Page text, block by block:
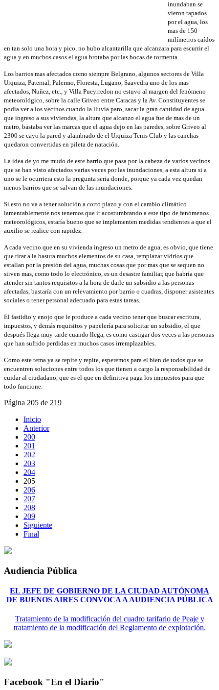
inundaban se
vieron tapados
por el agua, los
mas de 150
milímetros caídos
en tan solo una hora y pico, no hubo alcantarilla que alcanzara para escurrir el
agua y en muchos casos el agua brotaba por las bocas de tormenta.
Los barrios mas afectados como siempre Belgrano, algunos sectores de Villa
Urquiza, Paternal, Palermo, Floresta, Lugano, Saavedra uno de los mas
afectados, Nuñez, etc., y Villa Pueyrredon no estuvo al margen del fenómeno
meteorológico, sobre la calle Griveo entre Caracas y la Av. Constituyentes se
podía ver a los vecinos cuando la lluvia paro, sacar la gran cantidad de agua
que ingreso a sus viviendas, la altura que alcanzo el agua fue de mas de un
metro, bastaba ver las marcas que el agua dejo en las paredes, sobre Griveo al
2300 se cayo la pared y alambrado de el Urquiza Tenis Club y las canchas
quedaron convertidas en pileta de natación.
La idea de yo me mudo de este barrio que pasa por la cabeza de varios vecinos
que se han visto afectados varias veces por las inundaciones, a esta altura si a
uno se le ocurriera esto la pregunta seria donde, porque ya cada vez quedan
menos barrios que se salvan de las inundaciones.
Si esto no va a tener solución a corto plazo y con el cambio climático
lamentablemente nos tenemos que ir acostumbrando a este tipo de fenómenos
meteorológicos, estaría bueno que se implementen medidas tendientes a que el
auxilio se realice con rapidez.
A cada vecino que en su vivienda ingreso un metro de agua, es obvio, que tiene
que tirar a la basura muchos elementos de su casa, remplazar vidrios que
estallan por la presión del agua, muchas cosas que por mas que se sequen no
sirven mas, como todo lo electrónico, es un desastre familiar, que habría que
atender sin tantos requisitos a la hora de darle un subsidio a las personas
afectadas, bastaría con un relevamiento por barrio o cuadras, disponer asistentes
sociales o tener personal adecuado para estas tareas.
El fastidio y enojo que le produce a cada vecino tener que buscar escritura,
impuestos, y demás requisitos y papelería para solicitar un subsidio, el que
después llega muy tarde cuando llega, es como castigar dos veces a las personas
que han sufrido perdidas en muchos casos irremplazables.
Como este tema ya se repite y repite, esperemos para el bien de todos que se
encuentren soluciones entre todos los que tienen a cargo la responsabilidad de
cuidar al ciudadano, que es el que en definitiva paga los impuestos para que
todo funcione.
Página 205 de 219
Inicio
Anterior
200
201
202
203
204
205
206
207
208
209
Siguiente
Final
Audiencia Pública
EL JEFE DE GOBIERNO DE LA CIUDAD AUTÓNOMA
DE BUENOS AIRES CONVOCA A AUDIENCIA PÚBLICA
Tratamiento de la modificación del cuadro tarifario de Peaje y
tratamiento de la modificación del Reglamento de explotación.
Facebook "En el Diario"